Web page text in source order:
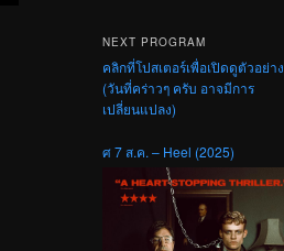
NEXT PROGRAM
คลิกที่โปสเตอร์เพื่อเปิดดูตัวอย่าง
(วันที่คร่าวๆ ครับ อาจมีการ
เปลี่ยนแปลง)
ศ 7 ส.ค. – Heel (2025)